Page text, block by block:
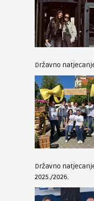
Državno
Državno
2025./2026.